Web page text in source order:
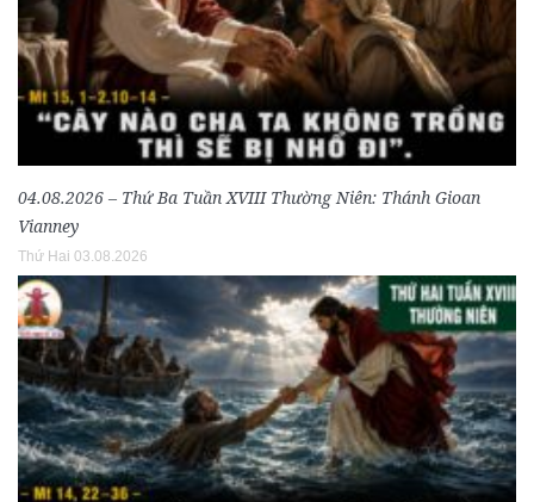
04.08.2026 – Thứ Ba Tuần XVIII Thường Niên: Thánh Gioan
Vianney
Thứ Hai 03.08.2026